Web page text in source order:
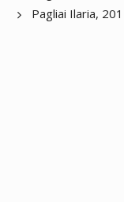
Pagliai Ilaria,